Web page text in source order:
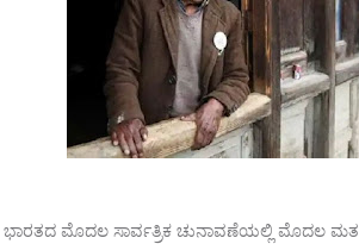
ಮೊದಲ ಸಾರ್ವತ್ರಿಕ ಚುನಾವಣೆಯಲ್ಲಿ ಮೊದಲ